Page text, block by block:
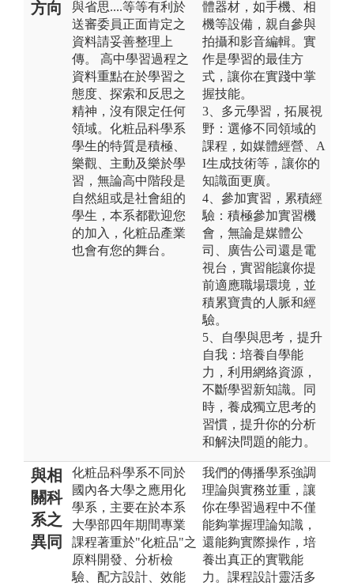
方向
與省思....等等有利於
送審委員正面肯定之
資料請妥善整理上
傳。 高中學習過程之
資料重點在於學習之
態度、探索和反思之
精神，沒有限定任何
領域。化粧品科學系
學生的特質是積極、
樂觀、主動及樂於學
習，無論高中階段是
自然組或是社會組的
學生，本系都歡迎您
的加入，化粧品產業
也會有您的舞台。
體器材，如手機、相
機等設備，親自參與
拍攝和影音編輯。實
作是學習的最佳方
式，讓你在實踐中掌
握技能。
3、多元學習，拓展視
野：選修不同領域的
課程，如媒體經營、A
I生成技術等，讓你的
知識面更廣。
4、參加實習，累積經
驗：積極參加實習機
會，無論是媒體公
司、廣告公司還是電
視台，實習能讓你提
前適應職場環境，並
積累寶貴的人脈和經
驗。
5、自學與思考，提升
自我：培養自學能
力，利用網絡資源，
不斷學習新知識。同
時，養成獨立思考的
習慣，提升你的分析
和解決問題的能力。
與相
關科
系之
異同
化粧品科學系不同於
國內各大學之應用化
學系，主要在於本系
大學部四年期間專業
課程著重於"化粧品"之
原料開發、分析檢
驗、配方設計、效能
我們的傳播學系強調
理論與實務並重，讓
你在學習過程中不僅
能夠掌握理論知識，
還能夠實際操作，培
養出真正的實戰能
力。課程設計靈活多